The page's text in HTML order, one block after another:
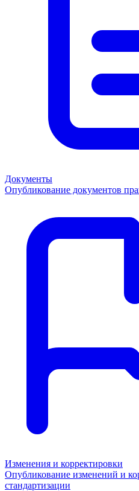
Документы
Опубликование документов
Изменения и корректировки
Опубликование изменений и
стандартизации